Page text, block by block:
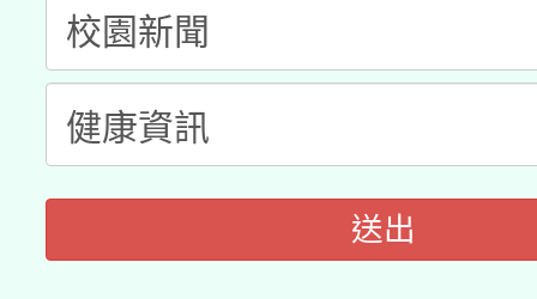
國立臺灣師範大學辦理
年度健康促進學校輔導
業成長研習」實施計畫
函轉國家教育研究院中
原住民族教育政策研討
族教育國際趨勢與發展
轉知教育部國民及學前
新北市政府教育局辦理
師專業成長研習實施
函轉國立臺灣師範大學
族語言臺北學習中心
轉知有關國立成功大學
文教學共融平台-教案
教育部國民及學前教育
送出